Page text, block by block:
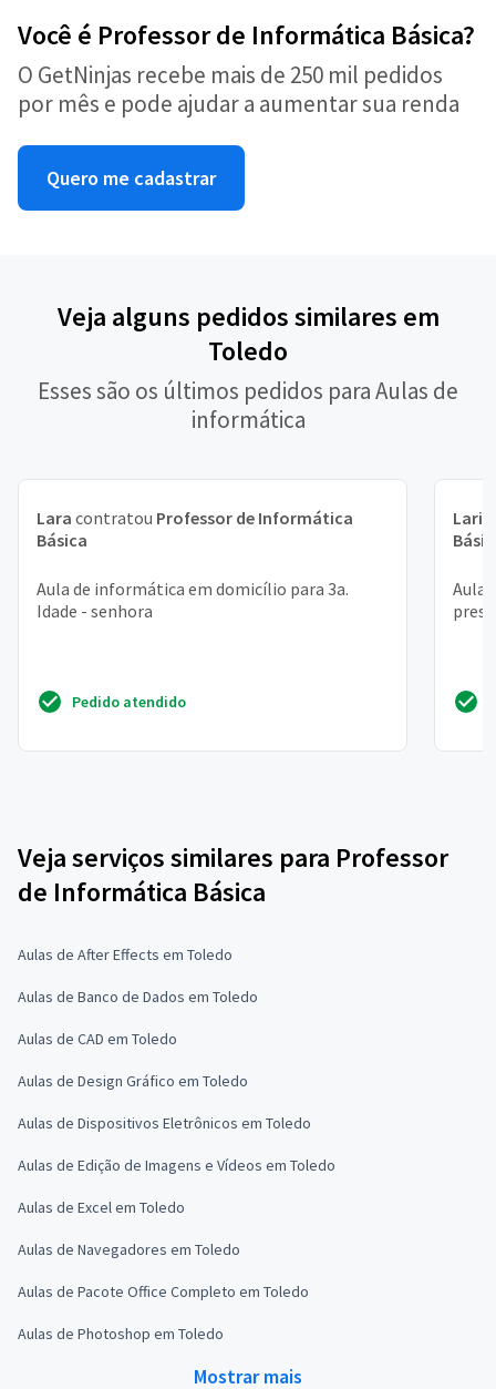
Você é Professor de Informática Básica?
O GetNinjas recebe mais de 250 mil pedidos
por mês e pode ajudar a aumentar sua renda
Quero me cadastrar
Veja alguns pedidos similares em
Toledo
Esses são os últimos pedidos para Aulas de
informática
Lara contratou Professor de Informática
Básica
Aula de informática em domicílio para 3a.
Idade - senhora
Pedido atendido
Aula
Veja serviços similares para Professor
de Informática Básica
Aulas de After Effects em Toledo
Aulas de Banco de Dados em Toledo
Aulas de CAD em Toledo
Aulas de Design Gráfico em Toledo
Aulas de Dispositivos Eletrônicos em Toledo
Aulas de Edição de Imagens e Vídeos em Toledo
Aulas de Excel em Toledo
Aulas de Navegadores em Toledo
Aulas de Pacote Office Completo em Toledo
Aulas de Photoshop em Toledo
Mostrar mais